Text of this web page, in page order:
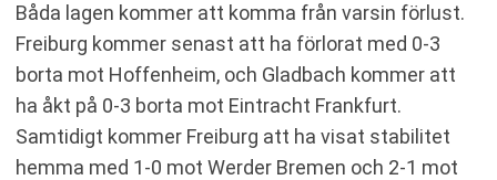
Båda lagen kommer att komma från varsin förlust.
Freiburg kommer senast att ha förlorat med 0-3
borta mot Hoffenheim, och Gladbach kommer att
ha åkt på 0-3 borta mot Eintracht Frankfurt.
Samtidigt kommer Freiburg att ha visat stabilitet
hemma med 1-0 mot Werder Bremen och 2-1 mot